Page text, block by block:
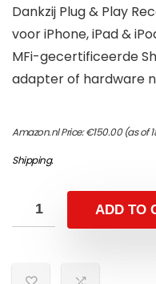
Dankzij Plug & Play
voor iPhone, iPad &
MFi-gecertificeerde
adapter of hardware
Amazon.nl Price:€150.00(as of
Shipping.
ADD TO